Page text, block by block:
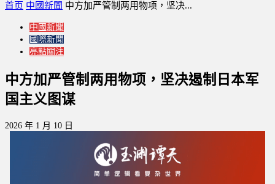
首页 中國新聞 中方加严管制两用物项，坚决...
中國新聞
國際新聞
亮點關注
中方加严管制两用物项，坚决遏制日本军
国主义图谋
2026 年 1 月 10 日